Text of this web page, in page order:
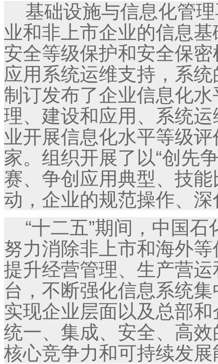
基础设施与信息化管理
业和非上市企业的信息
安全等级保护和安全保
应用系统运维支持，系
制订发布了企业信息化
理、建设和应用、系统
业开展信息化水平等级
家。组织开展了以“创先
赛、争创应用典型、技能
动，企业的规范操作、
“十二五”期间，中国石
努力消除非上市和海外
提升经营管理、生产营
台，不断强化信息系统
实现企业层面以及总部
统一、集成、安全、高
核心竞争力和可持续发展